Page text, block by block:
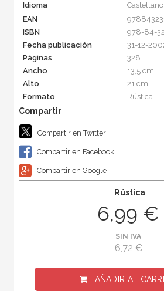
Idioma
Castellano
EAN
ISBN
978-84-
Fecha publicación
31-12-
Páginas
328
Ancho
13,5 cm
Alto
21 cm
Formato
Rústica
Compartir en Twitter
Compartir en Facebook
Compartir en Google+
Rústica
6,99 €
SIN IVA
6,72 €
AÑADIR AL